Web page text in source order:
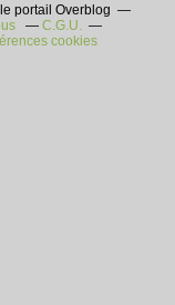
portail Overblog
C.G.U.
cookies